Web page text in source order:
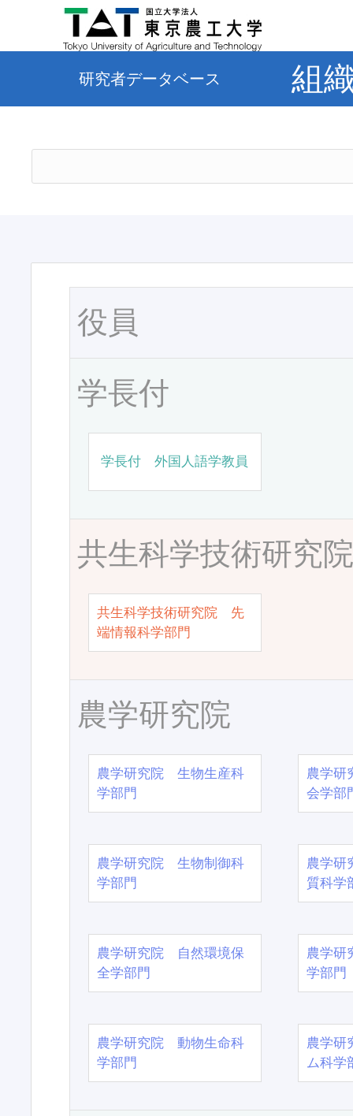
研究者データベース 組
役員
学長付
学長付 外国人語学教員
共生科学技術研究
共生科学技術研究院 先
端情報科学部門
農学研究院
農学研究院 生物生産科
学部門
農学
会学部
農学研究院 生物制御科
学部門
農学
質科学
農学研究院 自然環境保
全学部門
農学
学部門
農学研究院 動物生命科
学部門
農学
ム科学